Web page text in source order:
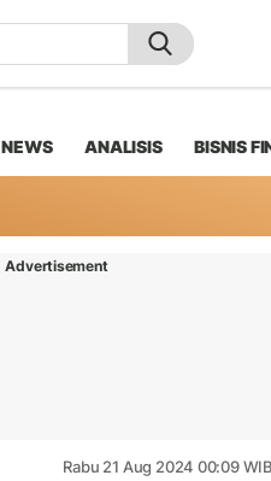
NEWS ANALISIS BISNIS
Advertisement
Rabu 21 Aug 2024 00:09 WIB